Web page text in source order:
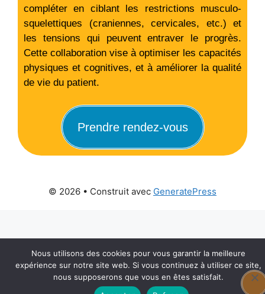
compléter en ciblant les restrictions musculo-
squelettiques (craniennes, cervicales, etc.) et
les tensions qui peuvent entraver le progrès.
Cette collaboration vise à optimiser les capacités
physiques et cognitives, et à améliorer la qualité
de vie du patient.
Prendre rendez-vous
© 2026 • Construit avec GeneratePress
Nous utilisons des cookies pour vous garantir la meilleure
expérience sur notre site web. Si vous continuez à utiliser ce site,
nous supposerons que vous en êtes satisfait.